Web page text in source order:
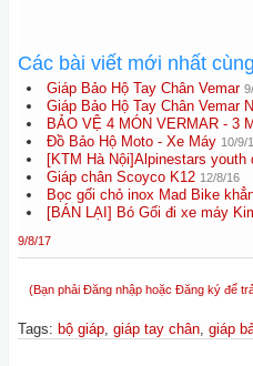
Các bài viết mới nhất
Giáp Bảo Hộ Tay Chân Vemar
Giáp Bảo Hộ Tay Chân Vemar
BẢO VỆ 4 MÓN VERMAR - 3
Đồ Bảo Hộ Moto - Xe Máy 10/9/
[KTM Hà Nội]Alpinestars youth
Giáp chân Scoyco K12 12/8/16
Bọc gối chỏ inox Mad Bike
[BÁN LẠI] Bó Gối đi xe máy
9/8/17
(Bạn phải Đăng nhập hoặc Đăng ký để
Tags: bộ giáp, giáp tay chân, giáp